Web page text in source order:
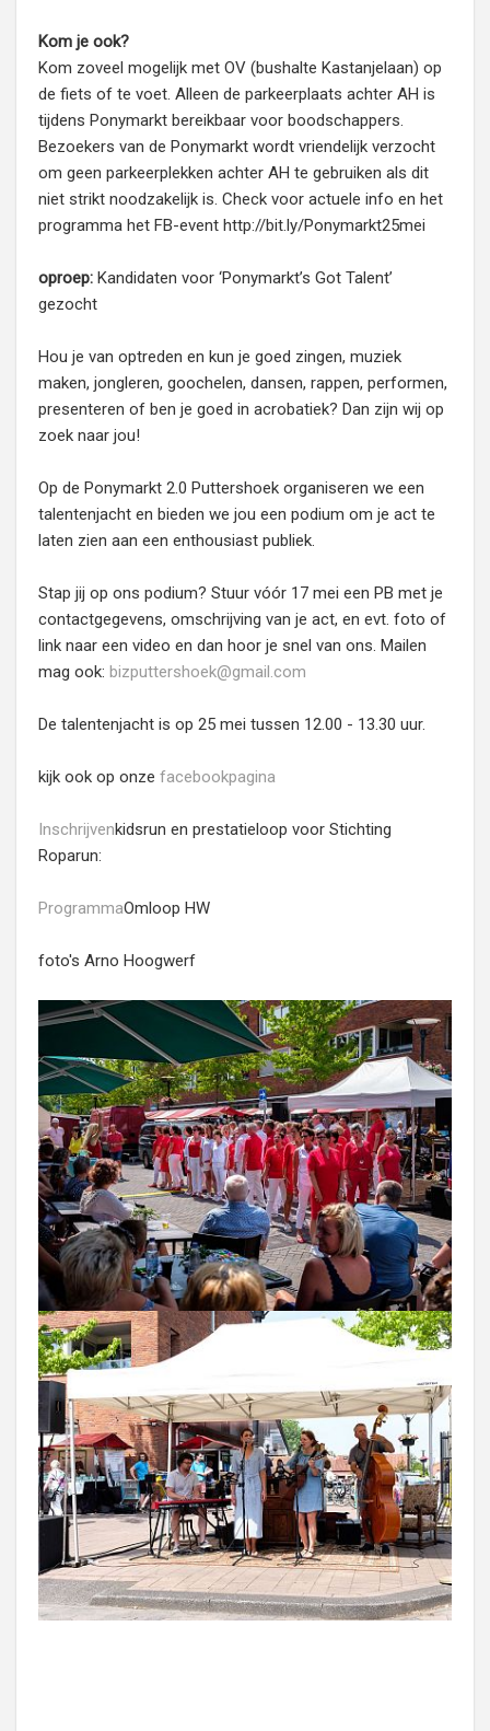
Kom je ook?
Kom zoveel mogelijk met OV (bushalte Kastanjelaan) op
de fiets of te voet. Alleen de parkeerplaats achter AH is
tijdens Ponymarkt bereikbaar voor boodschappers.
Bezoekers van de Ponymarkt wordt vriendelijk verzocht
om geen parkeerplekken achter AH te gebruiken als dit
niet strikt noodzakelijk is. Check voor actuele info en het
programma het FB-event http://bit.ly/Ponymarkt25mei
oproep: Kandidaten voor ‘Ponymarkt’s Got Talent’
gezocht
Hou je van optreden en kun je goed zingen, muziek
maken, jongleren, goochelen, dansen, rappen, performen,
presenteren of ben je goed in acrobatiek? Dan zijn wij op
zoek naar jou!
Op de Ponymarkt 2.0 Puttershoek organiseren we een
talentenjacht en bieden we jou een podium om je act te
laten zien aan een enthousiast publiek.
Stap jij op ons podium? Stuur vóór 17 mei een PB met je
contactgegevens, omschrijving van je act, en evt. foto of
link naar een video en dan hoor je snel van ons. Mailen
mag ook: bizputtershoek@gmail.com
De talentenjacht is op 25 mei tussen 12.00 - 13.30 uur.
kijk ook op onze facebookpagina
Inschrijvenkidsrun en prestatieloop voor Stichting
Roparun:
ProgrammaOmloop HW
foto's Arno Hoogwerf